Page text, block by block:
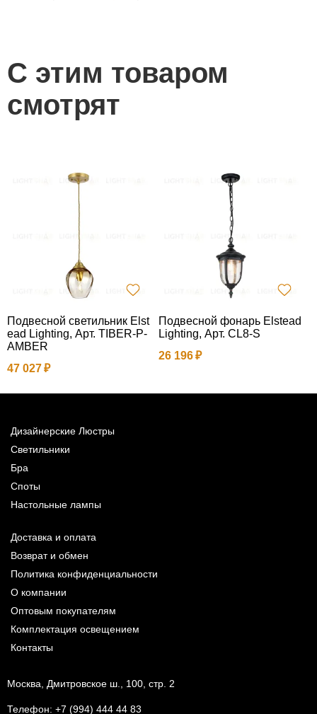
С этим товаром
смотрят
Подвесной светильник Elst
ead Lighting, Арт. TIBER-P-
AMBER
47 027
Подвесной фонарь Elstead
Lighting, Арт. CL8-S
26 196
Дизайнерские Люстры
Светильники
Бра
Споты
Настольные лампы
Доставка и оплата
Возврат и обмен
Политика конфиденциальности
О компании
Оптовым покупателям
Комплектация освещением
Контакты
Москва, Дмитровское ш., 100, стр. 2
Телефон: +7 (994) 444 44 83